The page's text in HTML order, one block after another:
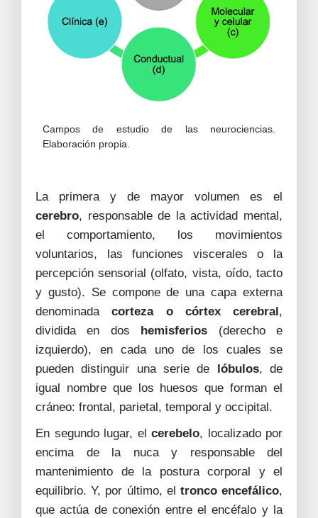
Campos de estudio de las neurociencias.
Elaboración propia.
La primera y de mayor volumen es el
cerebro, responsable de la actividad mental,
el comportamiento, los movimientos
voluntarios, las funciones viscerales o la
percepción sensorial (olfato, vista, oído, tacto
y gusto). Se compone de una capa externa
denominadacorteza o córtex cerebral ,
dividida en dos
hemisferios (derecho e
izquierdo), en cada uno de los cuales se
pueden distinguir una serie de
lóbulos, de
igual nombre que los huesos que forman el
cráneo: frontal, parietal, temporal y occipital.
En segundo lugar, el cerebelo, localizado por
encima de la nuca y responsable del
mantenimiento de la postura corporal y el
equilibrio. Y, por último, el tronco encefálico,
que actúa de conexión entre el encéfalo y la